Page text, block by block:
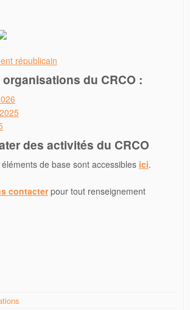
républicain
du CRCO :
des activités du CRCO
de base sont accessibles ici.
contacterpour tout renseignement